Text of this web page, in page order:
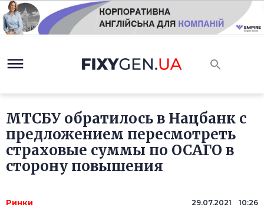
МТСБУ обратилось в Нацбанк с
предложением пересмотреть
страховые суммы по ОСАГО в
сторону повышения
Ринки 29.07.2021 10:26